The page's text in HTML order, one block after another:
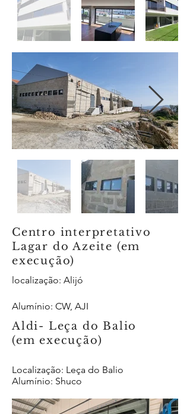
Centro interpretativo
Lagar do Azeite (em
execução)
localização: Alijó
Alumínio: CW, AJI
Aldi- Leça do Balio
(em execução)
Localização: Leça do Balio
​Alumínio: Shuco